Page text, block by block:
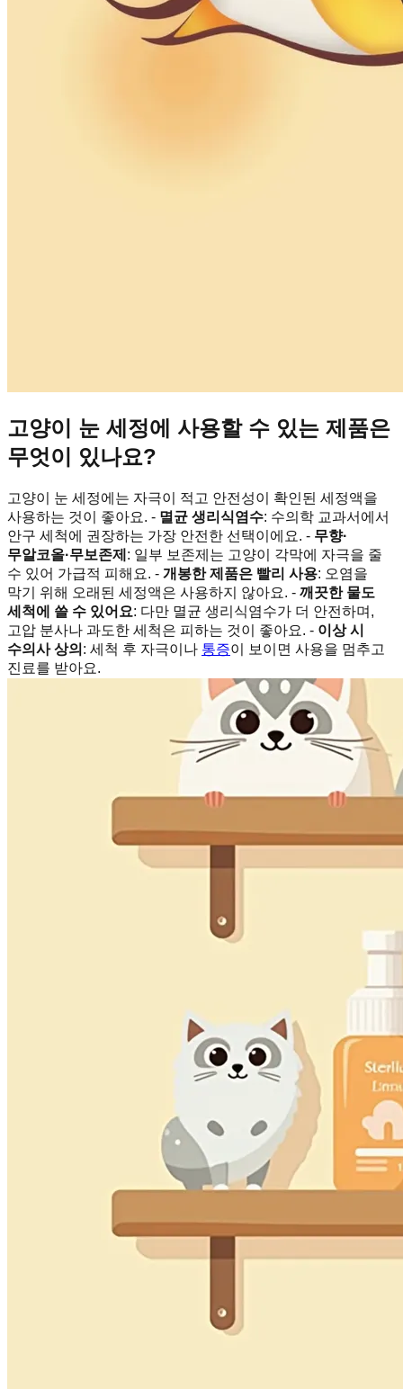
고양이 눈 세정에 사용할 수 있는 제품은
무엇이 있나요?
고양이 눈 세정에는 자극이 적고 안전성이 확인된 세정액을
사용하는 것이 좋아요. - 멸균 생리식염수: 수의학 교과서에서
안구 세척에 권장하는 가장 안전한 선택이에요. - 무향·
무알코올·무보존제 : 일부 보존제는 고양이 각막에 자극을 줄
수 있어 가급적 피해요. - 개봉한 제품은 빨리 사용: 오염을
막기 위해 오래된 세정액은 사용하지 않아요. - 깨끗한 물도
세척에 쓸 수 있어요: 다만 멸균 생리식염수가 더 안전하며,
고압 분사나 과도한 세척은 피하는 것이 좋아요. - 이상 시
수의사 상의 : 세척 후 자극이나 통증이 보이면 사용을 멈추고
진료를 받아요.